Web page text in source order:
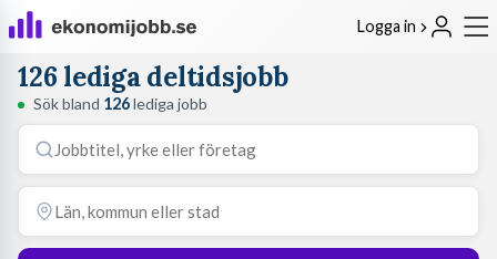
Logga in
126 lediga deltidsjobb
Sök bland 126lediga jobb